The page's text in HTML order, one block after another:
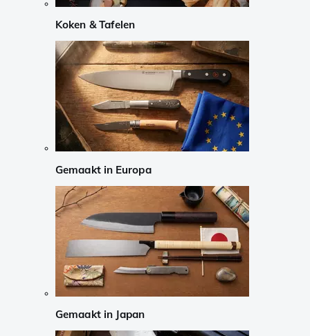
Koken & Tafelen
Gemaakt in Europa
Gemaakt in Japan